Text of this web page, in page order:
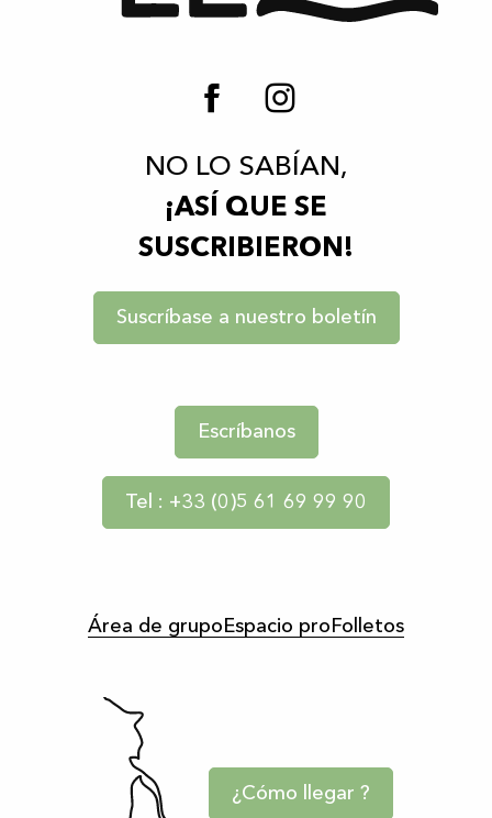
NO LO SABÍAN,
¡ASÍ QUE SE
SUSCRIBIERON!
Suscríbase a nuestro boletín
Escríbanos
Tel : +33 (0)5 61 69 99 90
Área de grupo Espacio pro Folletos
¿Cómo llegar ?